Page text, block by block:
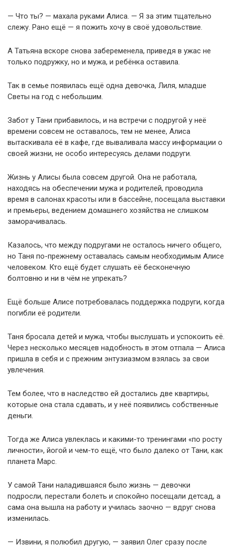
— Что ты? — махала руками Алиса. — Я за этим тщательно
слежу. Рано ещё — я пожить хочу в своё удовольствие.
А Татьяна вскоре снова забеременела, приведя в ужас не
только подружку, но и мужа, и ребёнка оставила.
Так в семье появилась ещё одна девочка, Лиля, младше
Светы на год с небольшим.
Забот у Тани прибавилось, и на встречи с подругой у неё
времени совсем не оставалось, тем не менее, Алиса
вытаскивала её в кафе, где вываливала массу информации о
своей жизни, не особо интересуясь делами подруги.
Жизнь у Алисы была совсем другой. Она не работала,
находясь на обеспечении мужа и родителей, проводила
время в салонах красоты или в бассейне, посещала выставки
и премьеры, ведением домашнего хозяйства не слишком
заморачивалась.
Казалось, что между подругами не осталось ничего общего,
но Таня по-прежнему оставалась самым необходимым Алисе
человеком. Кто ещё будет слушать её бесконечную
болтовню и ни в чём не упрекать?
Ещё больше Алисе потребовалась поддержка подруги, когда
погибли её родители.
Таня бросала детей и мужа, чтобы выслушать и успокоить её.
Через несколько месяцев надобность в этом отпала — Алиса
пришла в себя и с прежним энтузиазмом взялась за свои
увлечения.
Тем более, что в наследство ей достались две квартиры,
которые она стала сдавать, и у неё появились собственные
деньги.
Тогда же Алиса увлеклась и какими-то тренингами «по росту
личности», йогой и чем-то ещё, что было далеко от Тани, как
планета Марс.
У самой Тани наладившаяся было жизнь — девочки
подросли, перестали болеть и спокойно посещали детсад, а
сама она вышла на работу и училась заочно — вдруг снова
изменилась.
— Извини, я полюбил другую, — заявил Олег сразу после